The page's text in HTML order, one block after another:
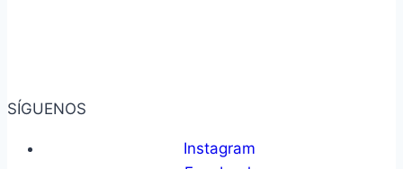
SÍGUENOS
Instagram